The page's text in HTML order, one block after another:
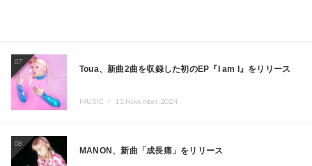
07
Toua、新曲2曲を収録した初のEP『I am I』をリリース
MUSIC ・ 13.November.2024
08
MANON、新曲「成長痛」をリリース